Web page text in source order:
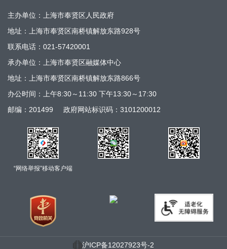
主办单位：上海市奉贤区人民政府
地址：上海市奉贤区南桥镇解放东路928号
联系电话：021-57420001
承办单位：上海市奉贤区融媒体中心
地址：上海市奉贤区南桥镇解放东路866号
办公时间：上午8:30～11:30 下午13:30～17:30
邮编：201499
政府网站标识码：3101200012
“网络举报”移动客户端
沪ICP备12027923号-2